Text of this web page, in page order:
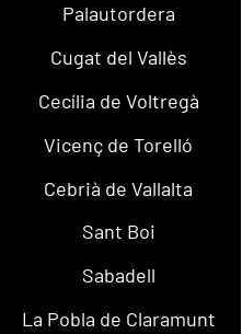
Palautordera
Cugat del Vallès
Cecília de Voltregà
Vicenç de Torelló
Cebrià de Vallalta
Sant Boi
Sabadell
La Pobla de Claramunt